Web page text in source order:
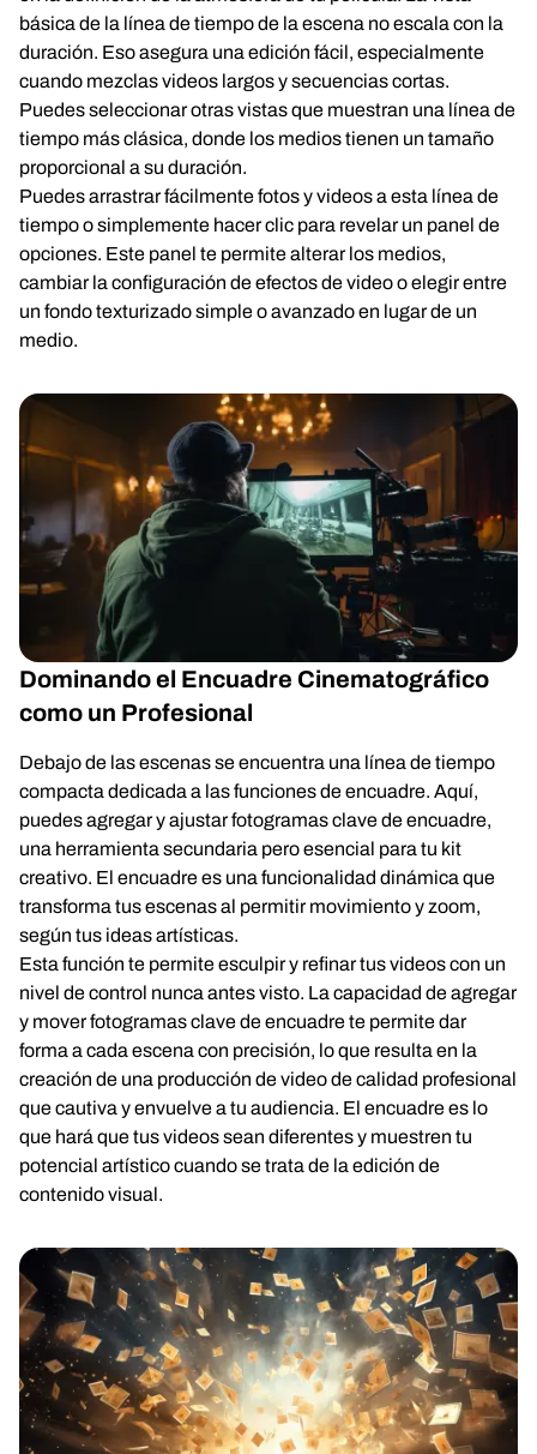
básica de la línea de tiempo de la escena no escala con la
duración. Eso asegura una edición fácil, especialmente
cuando mezclas videos largos y secuencias cortas.
Puedes seleccionar otras vistas que muestran una línea de
tiempo más clásica, donde los medios tienen un tamaño
proporcional a su duración.
Puedes arrastrar fácilmente fotos y videos a esta línea de
tiempo o simplemente hacer clic para revelar un panel de
opciones. Este panel te permite alterar los medios,
cambiar la configuración de efectos de video o elegir entre
un fondo texturizado simple o avanzado en lugar de un
medio.
Dominando el Encuadre Cinematográfico
como un Profesional
Debajo de las escenas se encuentra una línea de tiempo
compacta dedicada a las funciones de encuadre. Aquí,
puedes agregar y ajustar fotogramas clave de encuadre,
una herramienta secundaria pero esencial para tu kit
creativo. El encuadre es una funcionalidad dinámica que
transforma tus escenas al permitir movimiento y zoom,
según tus ideas artísticas.
Esta función te permite esculpir y refinar tus videos con un
nivel de control nunca antes visto. La capacidad de agregar
y mover fotogramas clave de encuadre te permite dar
forma a cada escena con precisión, lo que resulta en la
creación de una producción de video de calidad profesional
que cautiva y envuelve a tu audiencia. El encuadre es lo
que hará que tus videos sean diferentes y muestren tu
potencial artístico cuando se trata de la edición de
contenido visual.